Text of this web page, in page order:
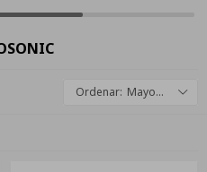
Mayor descuento